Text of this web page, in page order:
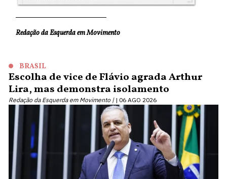
Redação da Esquerda em Movimento
BRASIL
Escolha de vice de Flávio agrada Arthur
Lira, mas demonstra isolamento
Redação da Esquerda em Movimento | 06 AGO 2026